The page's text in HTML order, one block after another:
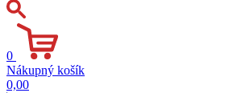
0
Nákupný košík
0,00